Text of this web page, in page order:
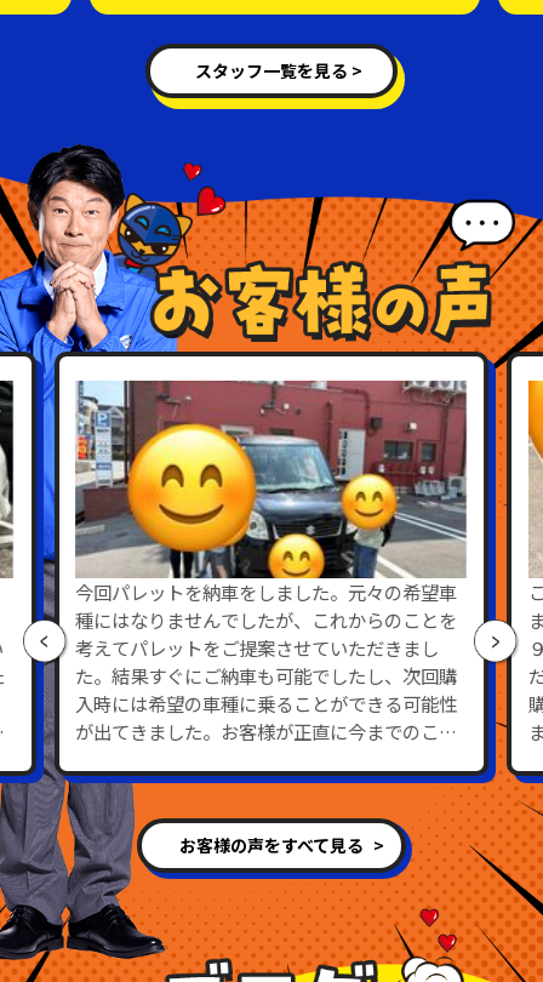
スタッフ一覧を見る
今回パレットを納車をしました。元々の希望車
種にはなりませんでしたが、これからのことを
考えてパレットをご提案させていただきまし
た。結果すぐにご納車も可能でしたし、次回購
入時には希望の車種に乗ることができる可能性
が出てきました。お客様が正直に今までのこと
き、購入から納車まですごく短い期間でするこ
とができました。また納車時ご家族皆様とても
うれしそうでした。正直に話して頂くことで、
審査時間も短く可決ができますし、今回のよう
に７月末に決めていただき８月すぐの納車が可
能です。お客様にとって何を優先的にした方が
いいのか、本人様がまとまっていないときなど
お客様の声をすべて見る